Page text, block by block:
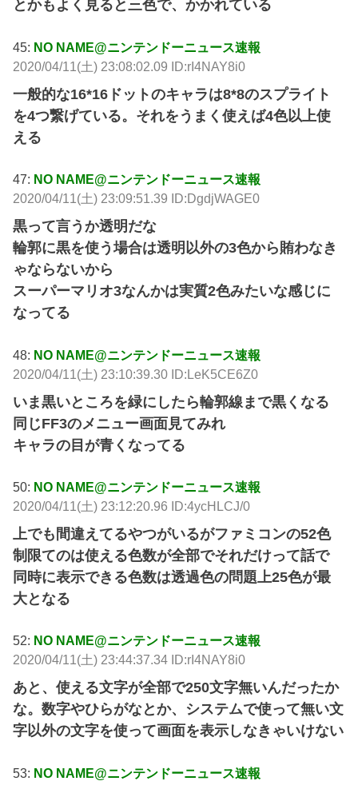
とかもよく見ると三色で、かかれている
45: NO NAME@ニンテンドーニュース速報
2020/04/11(土) 23:08:02.09 ID:rI4NAY8i0
一般的な16*16ドットのキャラは8*8のスプライト
を4つ繋げている。それをうまく使えば4色以上使
える
47: NO NAME@ニンテンドーニュース速報
2020/04/11(土) 23:09:51.39 ID:DgdjWAGE0
黒って言うか透明だな
輪郭に黒を使う場合は透明以外の3色から賄わなき
ゃならないから
スーパーマリオ3なんかは実質2色みたいな感じに
なってる
48: NO NAME@ニンテンドーニュース速報
2020/04/11(土) 23:10:39.30 ID:LeK5CE6Z0
いま黒いところを緑にしたら輪郭線まで黒くなる
同じFF3のメニュー画面見てみれ
キャラの目が青くなってる
50: NO NAME@ニンテンドーニュース速報
2020/04/11(土) 23:12:20.96 ID:4ycHLCJ/0
上でも間違えてるやつがいるがファミコンの52色
制限てのは使える色数が全部でそれだけって話で
同時に表示できる色数は透過色の問題上25色が最
大となる
52: NO NAME@ニンテンドーニュース速報
2020/04/11(土) 23:44:37.34 ID:rI4NAY8i0
あと、使える文字が全部で250文字無いんだったか
な。数字やひらがなとか、システムで使って無い文
字以外の文字を使って画面を表示しなきゃいけない
53: NO NAME@ニンテンドーニュース速報